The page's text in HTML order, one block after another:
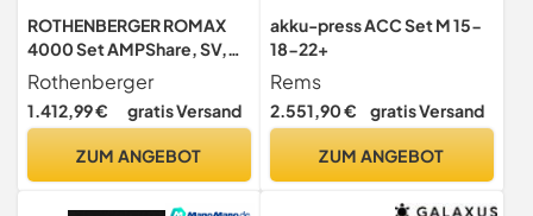
ROTHENBERGER ROMAX
4000 Set AMPShare, SV,
15-22-28mm, 4Ah Akku |
1000004173
Pressmaschine,
Presse, akkubetriebene
Rothenberger
1.412,99 € gratis Versand
ZUM ANGEBOT
akku-press ACC Set M 15-
18-22+
Rems
2.551,90 € gratis Versand
ZUM ANGEBOT